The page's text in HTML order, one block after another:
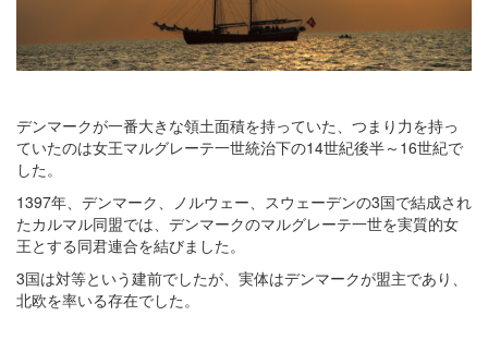
デンマークが一番大きな領土面積を持っていた、つまり力を持っ
ていたのは女王マルグレーテ一世統治下の14世紀後半～16世紀で
した。
1397年、デンマーク、ノルウェー、スウェーデンの3国で結成され
たカルマル同盟では、デンマークのマルグレーテ一世を実質的女
王とする同君連合を結びました。
3国は対等という建前でしたが、実体はデンマークが盟主であり、
北欧を率いる存在でした。